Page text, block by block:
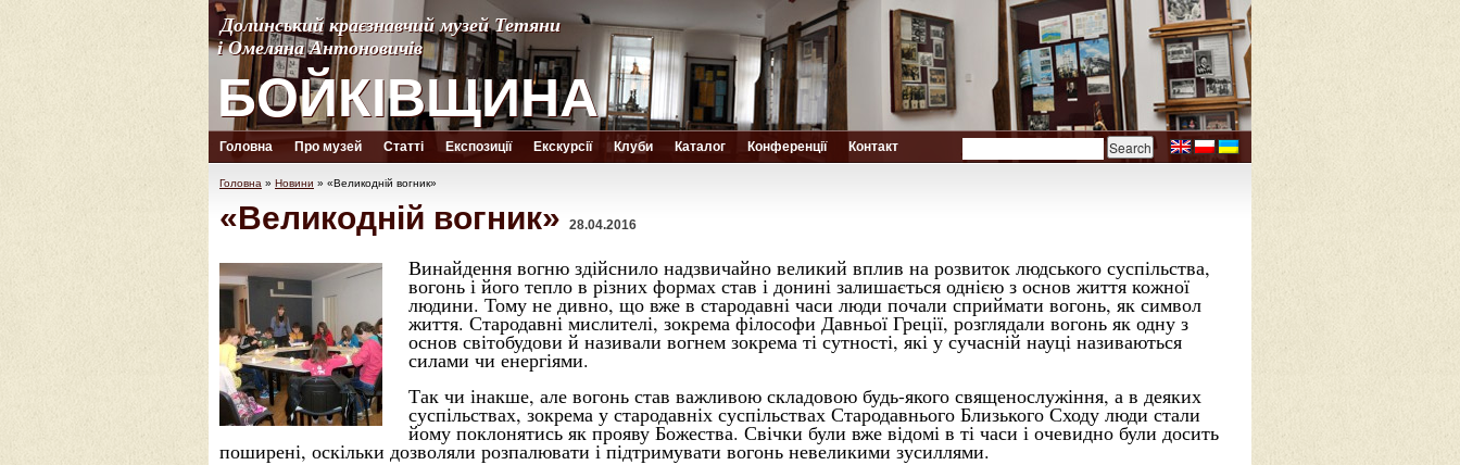
Долинський краєзнавчий музей Тетяни
і Омеляна Антоновичів
БОЙКІВЩИНА
Долинський краєзнавчий музей Тетяни
і Омеляна Антоновичів
БОЙКІВЩИНА
Головна Про музей Статті Експозиції Екскурсії Клуби Каталог Конференції Контакт
Головна » Новини » «Великодній вогник»
«Великодній вогник» 28.04.2016
Винайдення вогню здійснило надзвичайно великий вплив на розвиток людського суспільства,
вогонь і його тепло в різних формах став і донині залишається однією з основ життя кожної
людини. Тому не дивно, що вже в стародавні часи люди почали сприймати вогонь, як символ
життя. Стародавні мислителі, зокрема філософи Давньої Греції, розглядали вогонь як одну з
основ світобудови й називали вогнем зокрема ті сутності, які у сучасній науці називаються
силами чи енергіями.
Так чи інакше, але вогонь став важливою складовою будь-якого священослужіння, а в деяких
суспільствах, зокрема у стародавніх суспільствах Стародавнього Близького Сходу люди стали
йому поклонятись як прояву Божества. Свічки були вже відомі в ті часи і очевидно були досить
поширені, оскільки дозволяли розпалювати і підтримувати вогонь невеликими зусиллями.